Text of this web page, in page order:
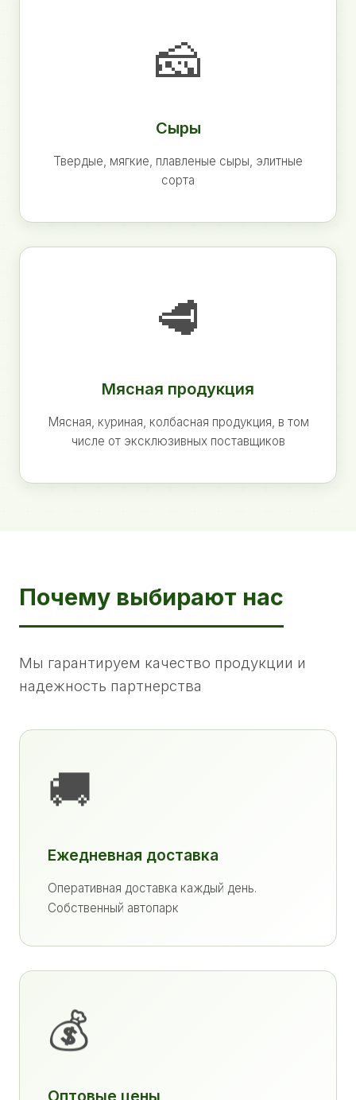
🧀
Сыры
Твердые, мягкие, плавленые сыры, элитные
сорта
🥩
Мясная продукция
Мясная, куриная, колбасная продукция, в том
числе от эксклюзивных поставщиков
Почему выбирают нас
Мы гарантируем качество продукции и
надежность партнерства
🚚
Ежедневная доставка
Оперативная доставка каждый день.
Собственный автопарк
💰
Оптовые цены